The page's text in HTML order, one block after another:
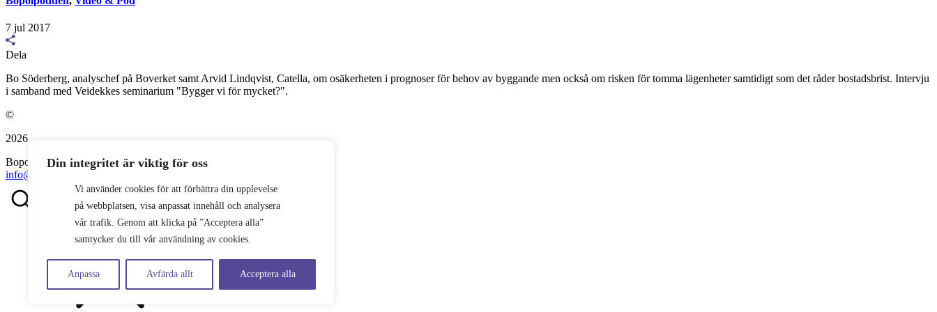
Din integritet är viktig för oss
Vi använder cookies för att förbättra din upplevelse
på webbplatsen, visa anpassat innehåll och analysera
vår trafik. Genom att klicka på ”Acceptera alla”
samtycker du till vår användning av cookies.
Anpassa Avfärda allt Acceptera alla
7 jul 2017
Dela
Bo Söderberg, analyschef på Boverket samt Arvid Lindqvist, Catella, om osäkerheten i prognoser för behov av byggande men också om risken för tomma lägenheter samtidigt som det råder bostadsbrist. Intervju
i samband med Veidekkes seminarium "Bygger vi för mycket?".
©
2026
Bopol AB
info@bostadspolitik.se